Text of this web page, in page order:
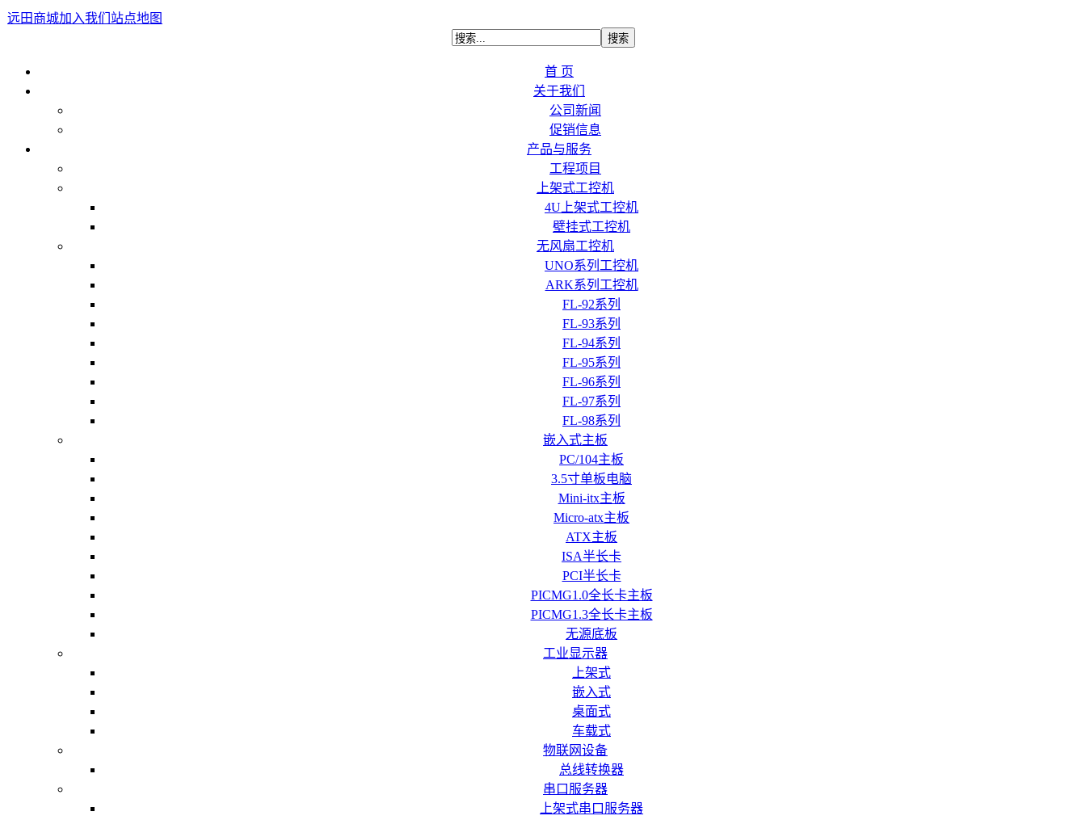
远田商城加入我们 站点地图
首 页
关于我们
公司新闻
促销信息
产品与服务
工程项目
上架式工控机
4U上架式工控机
壁挂式工控机
无风扇工控机
UNO系列工控机
ARK系列工控机
FL-92系列
FL-93系列
FL-94系列
FL-95系列
FL-96系列
FL-97系列
FL-98系列
嵌入式主板
PC/104主板
3.5寸单板电脑
Mini-itx主板
Micro-atx主板
ATX主板
ISA半长卡
PCI半长卡
PICMG1.0全长卡主板
PICMG1.3全长卡主板
无源底板
工业显示器
上架式
嵌入式
桌面式
车载式
物联网设备
总线转换器
串口服务器
上架式串口服务器